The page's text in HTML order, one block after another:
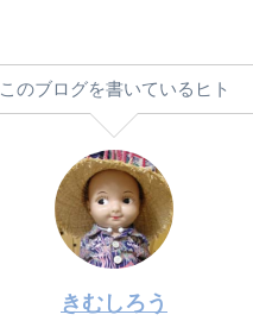
このブログを書いているヒト
きむしろう